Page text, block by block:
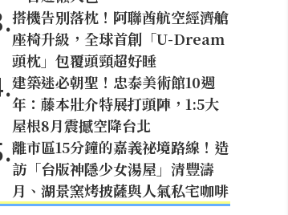
.搭機告別落枕！阿聯酋航空經濟艙
座椅升級，全球首創「U-Dream
頭枕」包覆頭頸超好睡
.建築迷必朝聖！忠泰美術館10週
年：藤本壯介特展打頭陣，1:5大
屋根8月震撼空降台北
.離市區15分鐘的嘉義祕境路線！造
訪「台版神隱少女湯屋」清豐濤
月、湖景窯烤披薩與人氣私宅咖啡